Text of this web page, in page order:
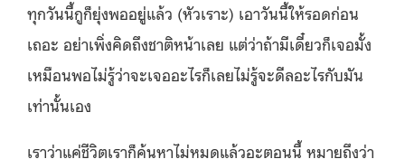
ทุกวันนี้กูก็ยุ่งพออยู่แล้ว (หัวเราะ) เอาวันนี้ให้รอดก่อน
เถอะ อย่าเพิ่งคิดถึงชาติหน้าเลย แต่ว่าถ้ามีเดี๋ยวก็เจอมั้ง
เหมือนพอไม่รู้ว่าจะเจออะไรก็เลยไม่รู้จะดีลอะไรกับมัน
เท่านั้นเอง
เราว่าแค่ชีวิตเราก็ค้นหาไม่หมดแล้วอะตอนนี้ หมายถึงว่า